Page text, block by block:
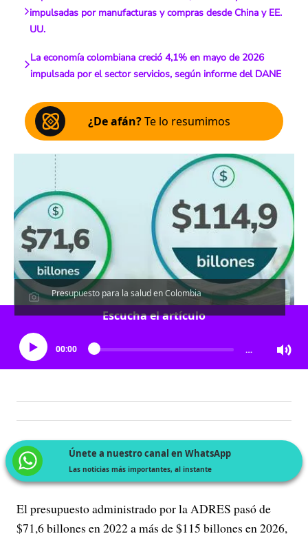
impulsadas por manufacturas y compras desde China y EE.
UU.
La economía colombiana creció 4,1% en mayo de 2026
impulsada por el sector servicios, según informe del DANE
¿De afán?Te lo resumimos
Presupuesto para la salud en Colombia
Escucha el artículo
00:00 …
Únete a nuestro canal en WhatsApp
Las noticias más importantes, al instante
El presupuesto administrado por la ADRES pasó de
$71,6 billones en 2022 a más de $115 billones en 2026,